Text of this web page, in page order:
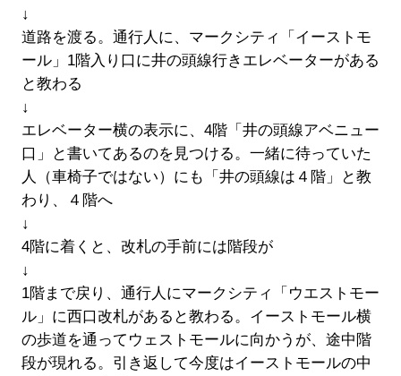
↓
道路を渡る。通行人に、マークシティ「イーストモ
ール」1階入り口に井の頭線行きエレベーターがある
と教わる
↓
エレベーター横の表示に、4階「井の頭線アベニュー
口」と書いてあるのを見つける。一緒に待っていた
人（車椅子ではない）にも「井の頭線は４階」と教
わり、４階へ
↓
4階に着くと、改札の手前には階段が
↓
1階まで戻り、通行人にマークシティ「ウエストモー
ル」に西口改札があると教わる。イーストモール横
の歩道を通ってウェストモールに向かうが、途中階
段が現れる。引き返して今度はイーストモールの中